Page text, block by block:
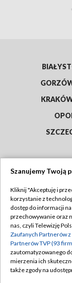
Abonament
Emisja w TVP
Centrum
Naziemna
Szanujemy Twoją
Kliknij "Akceptuję i
korzystanie z
dostęp do informacji
przechowywanie oraz
nas, czyli Telewizję
Zaufanych Partnerów
Partnerów TVP (93
zautomatyzowanego
mierzenia ich
także zgody na